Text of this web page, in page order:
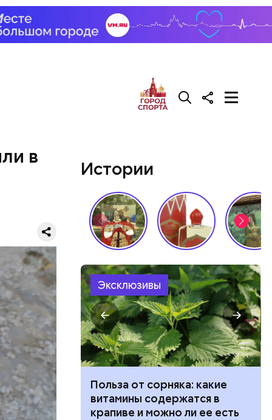
в
и
Истории
Эксклюзивы
к
глаз
Польза от сорняка: какие
витамины содержатся в
крапиве и можно ли ее есть